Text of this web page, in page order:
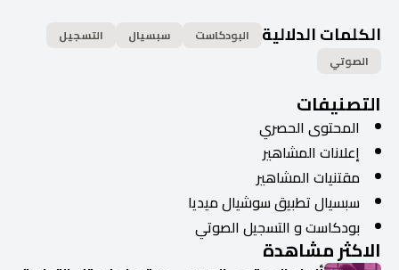
الكلمات الدلالية البودكاست سبسيال
التسجيل
الصوتي
التصنيفات
المحتوى الحصري
إعلانات المشاهير
مقتنيات المشاهير
سبسيال تطبيق سوشيال ميديا
بودكاست و التسجيل الصوتي
الاكثر مشاهدة